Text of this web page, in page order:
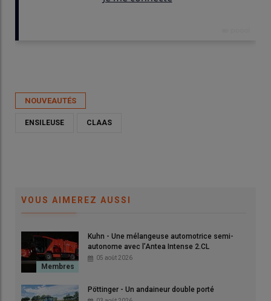
NOUVEAUTÉS
ENSILEUSE CLAAS
VOUS AIMEREZ AUSSI
Kuhn - Une mélangeuse automotrice semi-
autonome avec l’Antea Intense 2.CL
05 août 2026
Pöttinger - Un andaineur double porté